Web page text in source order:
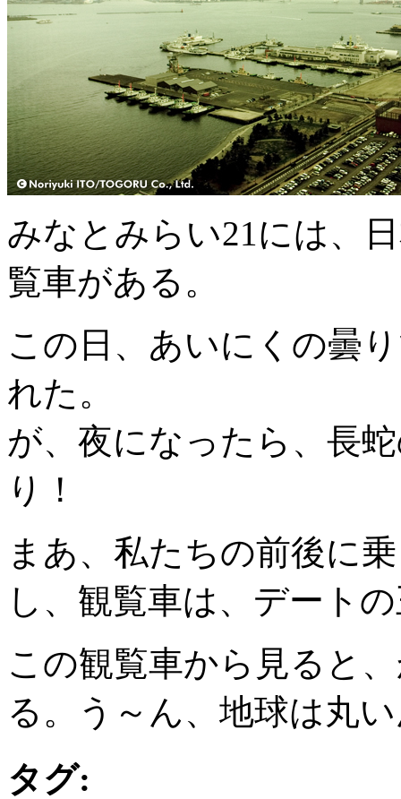
みなとみらい21には、
覧車がある。
この日、あいにくの曇
れた。
が、夜になったら、長
り！
まあ、私たちの前後に
し、観覧車は、デート
この観覧車から見ると
る。う～ん、地球は丸
タグ: